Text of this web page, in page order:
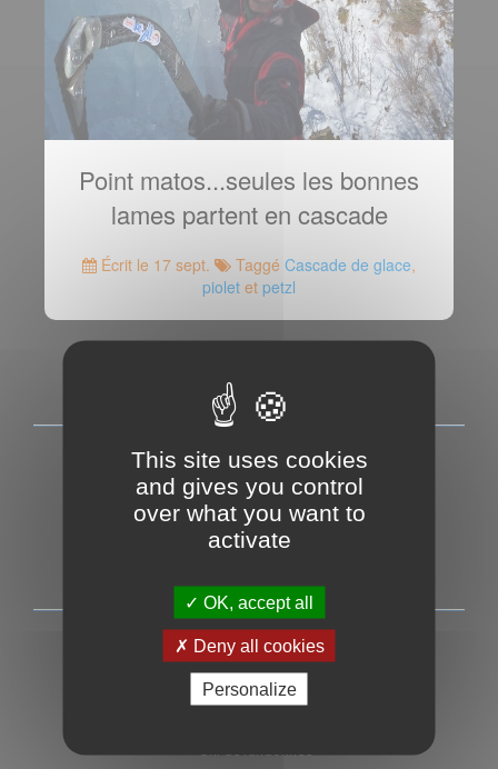
Point matos...seules les bonnes
lames partent en cascade
Écrit le 17 sept. Taggé Cascade de glace,
piolet et petzl
ICE-FALL
This site uses cookies
and gives you control
over what you want to
activate
OK, accept all
Deny all cookies
Personalize